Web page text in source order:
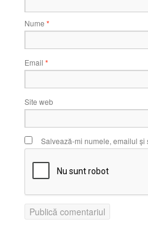
Nume *
Email *
Site web
Salvează-mi numele, emailul